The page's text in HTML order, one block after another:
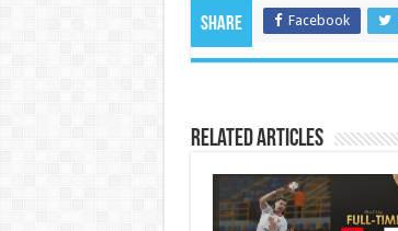
Share Facebook
Related Articles